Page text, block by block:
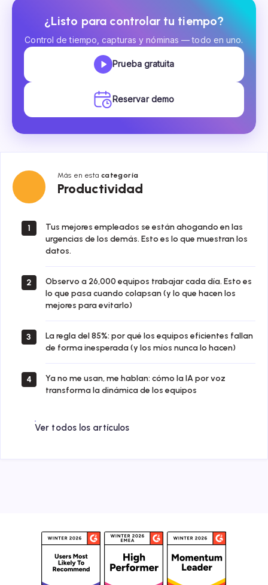
¿Listo para controlar tu tiempo?
Control de tiempo, capturas y nóminas — todo en uno.
Prueba gratuita
Reservar demo
Más en esta categoría
Productividad
Productividad
1
Tus mejores empleados se están ahogando en las
urgencias de los demás. Esto es lo que muestran los
datos.
2
Observo a 26,000 equipos trabajar cada día. Esto es
lo que pasa cuando colapsan (y lo que hacen los
mejores para evitarlo)
3
La regla del 85%: por qué los equipos eficientes fallan
de forma inesperada (y los míos nunca lo hacen)
4
Ya no me usan, me hablan: cómo la IA por voz
transforma la dinámica de los equipos
Ver todos los artículos